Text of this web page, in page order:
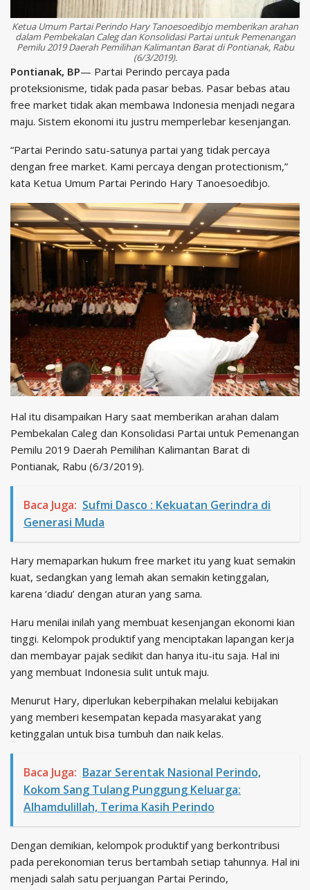
Ketua Umum Partai Perindo Hary Tanoesoedibjo memberikan arahan
dalam Pembekalan Caleg dan Konsolidasi Partai untuk Pemenangan
Pemilu 2019 Daerah Pemilihan Kalimantan Barat di Pontianak, Rabu
(6/3/2019).
Pontianak, BP— Partai Perindo percaya pada
proteksionisme, tidak pada pasar bebas. Pasar bebas atau
free market tidak akan membawa Indonesia menjadi negara
maju. Sistem ekonomi itu justru memperlebar kesenjangan.
“Partai Perindo satu-satunya partai yang tidak percaya
dengan free market. Kami percaya dengan protectionism,”
kata Ketua Umum Partai Perindo Hary Tanoesoedibjo.
Hal itu disampaikan Hary saat memberikan arahan dalam
Pembekalan Caleg dan Konsolidasi Partai untuk Pemenangan
Pemilu 2019 Daerah Pemilihan Kalimantan Barat di
Pontianak, Rabu (6/3/2019).
Baca Juga: Sufmi Dasco : Kekuatan Gerindra di
Generasi Muda
Hary memaparkan hukum free market itu yang kuat semakin
kuat, sedangkan yang lemah akan semakin ketinggalan,
karena ‘diadu’ dengan aturan yang sama.
Haru menilai inilah yang membuat kesenjangan ekonomi kian
tinggi. Kelompok produktif yang menciptakan lapangan kerja
dan membayar pajak sedikit dan hanya itu-itu saja. Hal ini
yang membuat Indonesia sulit untuk maju.
Menurut Hary, diperlukan keberpihakan melalui kebijakan
yang memberi kesempatan kepada masyarakat yang
ketinggalan untuk bisa tumbuh dan naik kelas.
Baca Juga: Bazar Serentak Nasional Perindo,
Kokom Sang Tulang Punggung Keluarga:
Alhamdulillah, Terima Kasih Perindo
Dengan demikian, kelompok produktif yang berkontribusi
pada perekonomian terus bertambah setiap tahunnya. Hal ini
menjadi salah satu perjuangan Partai Perindo,